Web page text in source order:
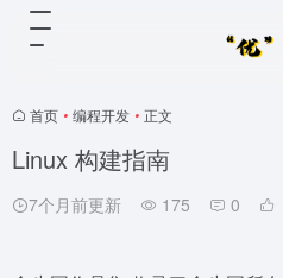
首页 • 编程开发 • 正文
Linux 构建指南
7个月前更新 175 0